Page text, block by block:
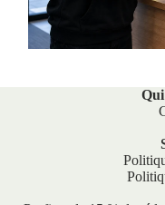
Qui